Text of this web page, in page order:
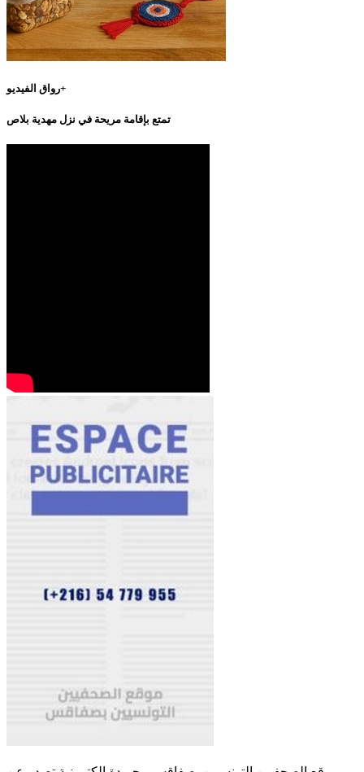
رواق الفيديو+
تمتع بإقامة مريحة في نزل مهدية بلاص